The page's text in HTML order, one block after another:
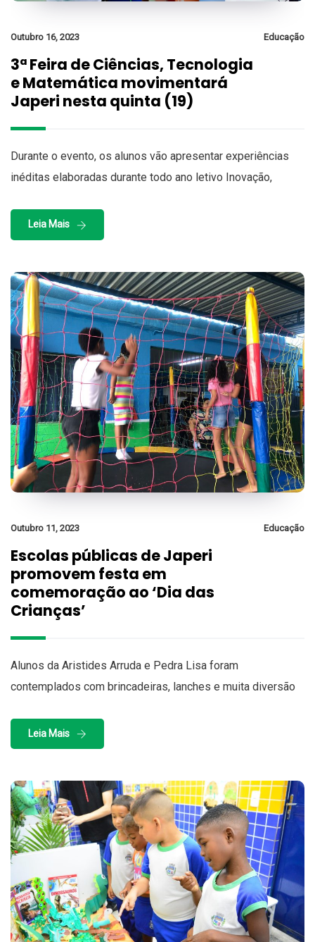
Outubro 16, 2023 Educação
3ª Feira de Ciências, Tecnologia
e Matemática movimentará
Japeri nesta quinta (19)
Durante o evento, os alunos vão apresentar experiências
inéditas elaboradas durante todo ano letivo Inovação,
Leia Mais
Outubro 11, 2023 Educação
Escolas públicas de Japeri
promovem festa em
comemoração ao ‘Dia das
Crianças’
Alunos da Aristides Arruda e Pedra Lisa foram
contemplados com brincadeiras, lanches e muita diversão
Leia Mais